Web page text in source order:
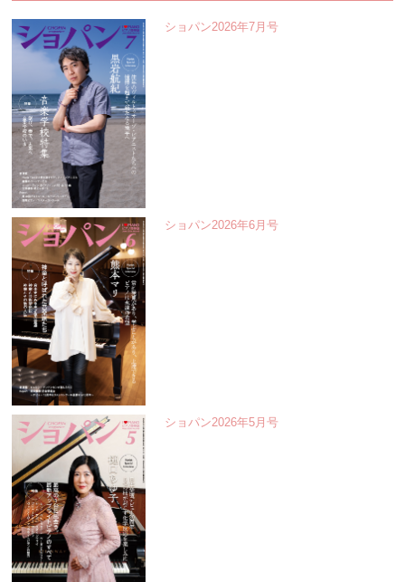
ショパン2026年7月号
ショパン2026年6月号
ショパン2026年5月号